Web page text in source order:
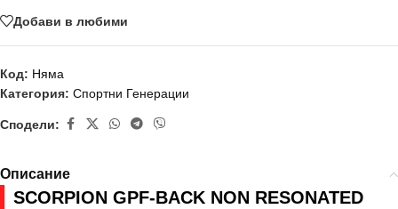
Добави в любими
Код: Няма
Категория: Спортни Генерации
Сподели:
Описание
SCORPION GPF-BACK NON RESONATED